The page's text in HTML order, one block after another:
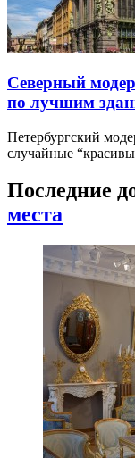
Северный
по лучшим
Петербургский
случайные
Последние
места